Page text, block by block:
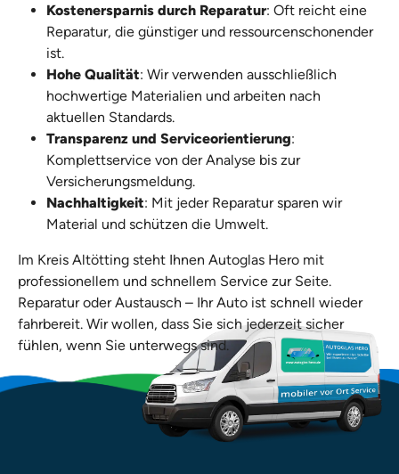
Kostenersparnis durch Reparatur: Oft reicht eine
Reparatur, die günstiger und ressourcenschonender
ist.
Hohe Qualität: Wir verwenden ausschließlich
hochwertige Materialien und arbeiten nach
aktuellen Standards.
Transparenz und Serviceorientierung:
Komplettservice von der Analyse bis zur
Versicherungsmeldung.
Nachhaltigkeit: Mit jeder Reparatur sparen wir
Material und schützen die Umwelt.
Im Kreis Altötting steht Ihnen Autoglas Hero mit
professionellem und schnellem Service zur Seite.
Reparatur oder Austausch – Ihr Auto ist schnell wieder
fahrbereit. Wir wollen, dass Sie sich jederzeit sicher
fühlen, wenn Sie unterwegs sind.